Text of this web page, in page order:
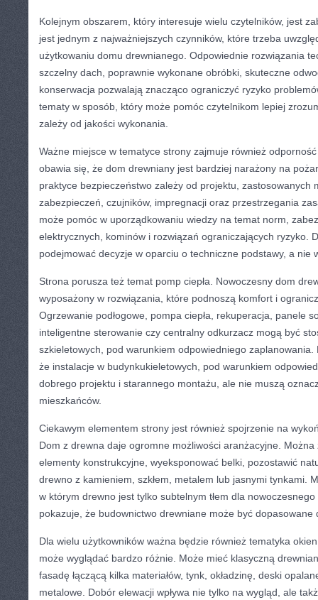
Kolejnym obszarem, który interesuje wielu czytelników, jest
jest jednym z najważniejszych czynników, które trzeba
użytkowaniu domu drewnianego. Odpowiednie rozwiązania
szczelny dach, poprawnie wykonane obróbki, skuteczne
konserwacja pozwalają znacząco ograniczyć ryzyko
tematy w sposób, który może pomóc czytelnikom lepiej
zależy od jakości wykonania.
Ważne miejsce w tematyce strony zajmuje również
obawia się, że dom drewniany jest bardziej narażony na
praktyce bezpieczeństwo zależy od projektu, zastosowanych
zabezpieczeń, czujników, impregnacji oraz przestrzegania
może pomóc w uporządkowaniu wiedzy na temat norm,
elektrycznych, kominów i rozwiązań ograniczających ryzyko.
podejmować decyzje w oparciu o techniczne podstawy, a nie
Strona porusza też temat pomp ciepła. Nowoczesny dom
wyposażony w rozwiązania, które podnoszą komfort i
Ogrzewanie podłogowe, pompa ciepła, rekuperacja, panele
inteligentne sterowanie czy centralny odkurzacz mogą być
szkieletowych, pod warunkiem odpowiedniego
że instalacje w budynkukieletowych, pod warunkiem
dobrego projektu i starannego montażu, ale nie muszą
mieszkańców.
Ciekawym elementem strony jest również spojrzenie na
Dom z drewna daje ogromne możliwości aranżacyjne.
elementy konstrukcyjne, wyeksponować belki, pozostawić
drewno z kamieniem, szkłem, metalem lub jasnymi tynkami.
w którym drewno jest tylko subtelnym tłem dla
pokazuje, że budownictwo drewniane może być dopasowane
Dla wielu użytkowników ważna będzie również tematyka
może wyglądać bardzo różnie. Może mieć klasyczną
fasadę łączącą kilka materiałów, tynk, okładzinę, deski
metalowe. Dobór elewacji wpływa nie tylko na wygląd, ale